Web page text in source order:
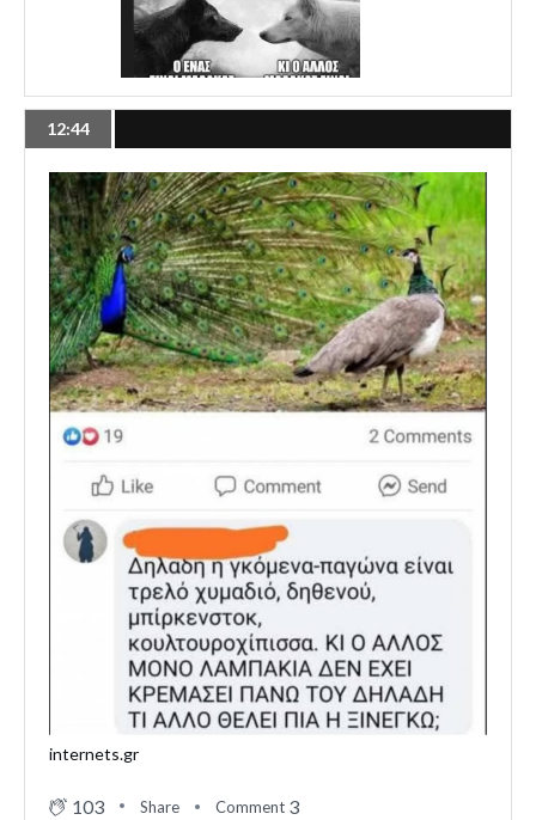
12:44
internets.gr
103 Share Comment 3